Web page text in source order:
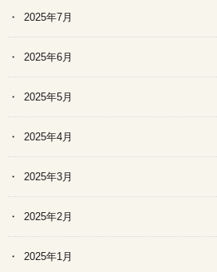
2025年7月
2025年6月
2025年5月
2025年4月
2025年3月
2025年2月
2025年1月